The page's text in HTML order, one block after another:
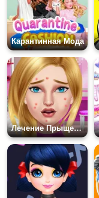
Карантинная Мода
Лечение Прыщей в Салоне Макияжа